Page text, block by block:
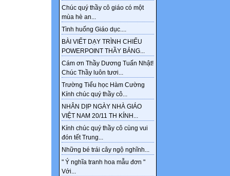
Chúc quý thầy cô giáo có một
mùa hè an...
Tình huống Giáo dục....
BÀI VIẾT DẠY TRÌNH CHIẾU
POWERPOINT THẦY BẢNG...
Cám ơn Thầy Dương Tuấn Nhật!
Chúc Thầy luôn tươi...
Trường Tiểu học Hàm Cường
Kính chúc quý thầy cô...
NHÂN DỊP NGÀY NHÀ GIÁO
VIỆT NAM 20/11 TH KÍNH...
Kính chúc quý thầy cô cùng vui
đón tết Trung...
Những bé trái cây ngộ nghĩnh...
" Ý nghĩa tranh hoa mẫu đơn "
Với...